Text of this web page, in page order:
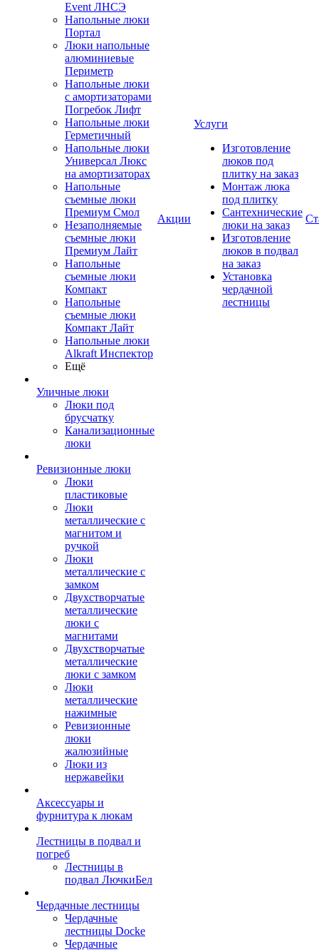
Event ЛНСЭ
Напольные люки
Портал
Люки напольные
алюминиевые
Периметр
Напольные люки
с амортизаторами
Погребок Лифт
Напольные люки
Герметичный
Напольные люки
Универсал Люкс
на амортизаторах
Напольные
съемные люки
Премиум Смол
Незаполняемые
съемные люки
Премиум Лайт
Напольные
съемные люки
Компакт
Напольные
съемные люки
Компакт Лайт
Напольные люки
Alkraft Инспектор
Ещё
Уличные люки
Люки под
брусчатку
Канализационные
люки
Ревизионные люки
Люки
пластиковые
Люки
металлические с
магнитом и
ручкой
Люки
металлические с
замком
Двухстворчатые
металлические
люки с
магнитами
Двухстворчатые
металлические
люки с замком
Люки
металлические
нажимные
Ревизионные
люки
жалюзийные
Люки из
нержавейки
Аксессуары и
фурнитура к люкам
Лестницы в подвал и
погреб
Лестницы в
подвал ЛючкиБел
Чердачные лестницы
Чердачные
лестницы Docke
Чердачные
Акции
Услуги
Изготовление
люков под
плитку на заказ
Монтаж люка
под плитку
Сантехнические
люки на заказ
Изготовление
люков в подвал
на заказ
Установка
чердачной
лестницы